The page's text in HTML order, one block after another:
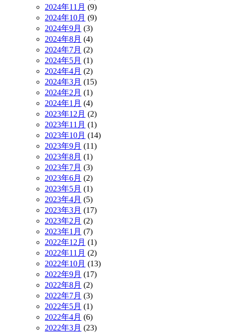
2024年11月 (9)
2024年10月 (9)
2024年9月 (3)
2024年8月 (4)
2024年7月 (2)
2024年5月 (1)
2024年4月 (2)
2024年3月 (15)
2024年2月 (1)
2024年1月 (4)
2023年12月 (2)
2023年11月 (1)
2023年10月 (14)
2023年9月 (11)
2023年8月 (1)
2023年7月 (3)
2023年6月 (2)
2023年5月 (1)
2023年4月 (5)
2023年3月 (17)
2023年2月 (2)
2023年1月 (7)
2022年12月 (1)
2022年11月 (2)
2022年10月 (13)
2022年9月 (17)
2022年8月 (2)
2022年7月 (3)
2022年5月 (1)
2022年4月 (6)
2022年3月 (23)